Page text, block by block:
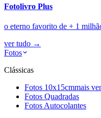
Fotolivro Plus
o eterno favorito de + 1
ver tudo →
Fotos
Clássicas
Fotos 10x15cmmais
Fotos Quadradas
Fotos Autocolantes